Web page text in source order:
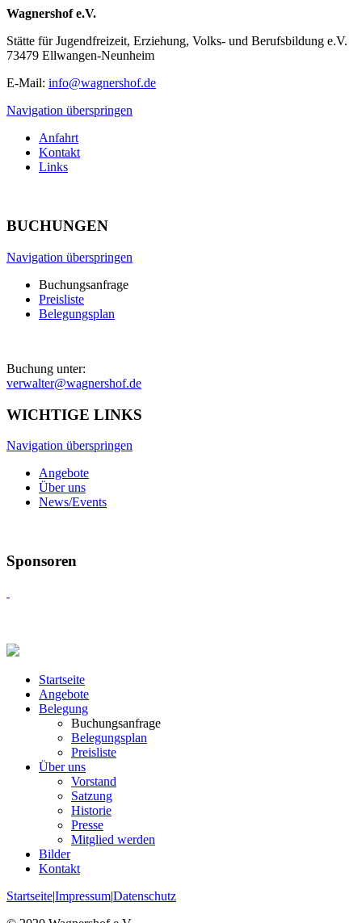
Wagnershof e.V.
Stätte für Jugendfreizeit, Erziehung, Volks- und Berufsbildung e.V.
73479 Ellwangen-Neunheim
E-Mail: info@wagnershof.de
Navigation überspringen
Anfahrt
Kontakt
Links
BUCHUNGEN
Navigation überspringen
Buchungsanfrage
Preisliste
Belegungsplan
Buchung unter:
verwalter@wagnershof.de
WICHTIGE LINKS
Navigation überspringen
Angebote
Über uns
News/Events
Sponsoren
Startseite
Angebote
Belegung
Buchungsanfrage
Belegungsplan
Preisliste
Über uns
Vorstand
Satzung
Historie
Presse
Mitglied werden
Bilder
Kontakt
Startseite|Impressum|Datenschutz